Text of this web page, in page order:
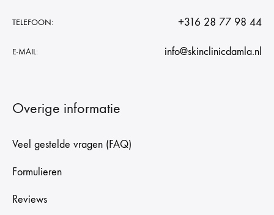
TELEFOON: +316 28 77 98 44
E-MAIL: info@skinclinicdamla.nl
Overige informatie
Veel gestelde vragen (FAQ)
Formulieren
Reviews